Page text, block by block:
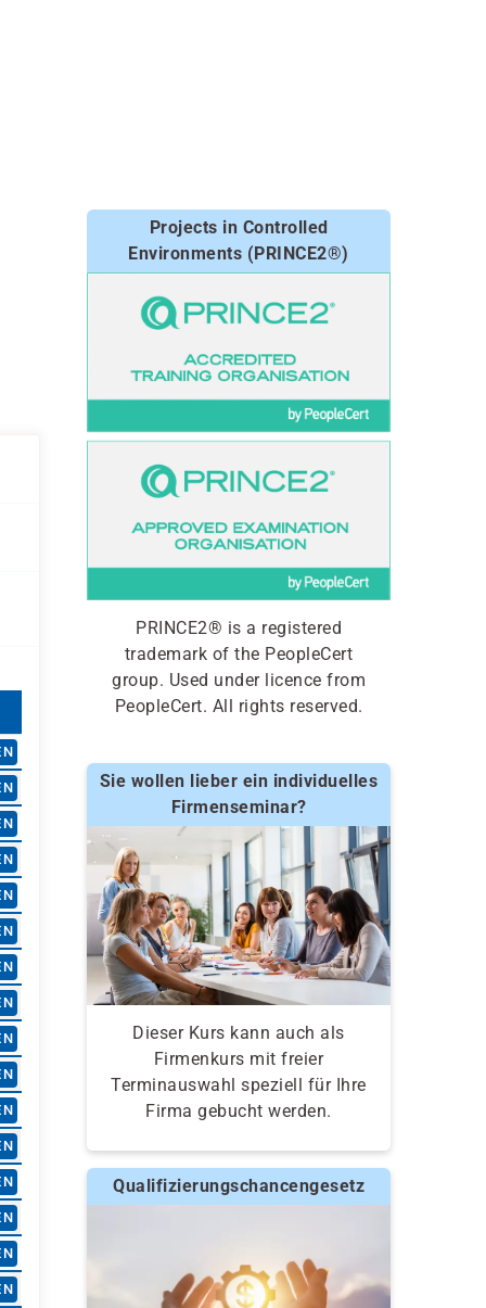
Projects in Controlled
Environments (PRINCE2®)
PRINCE2® is a registered
trademark of the PeopleCert
group. Used under licence from
PeopleCert. All rights reserved.
Sie wollen lieber ein individuelles
Firmenseminar?
Dieser Kurs kann auch als
Firmenkurs mit freier
Terminauswahl speziell für Ihre
Firma gebucht werden.
Qualifizierungschancengesetz